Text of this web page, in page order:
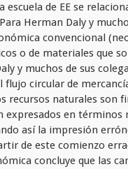
de EE se
Herman Daly y
convencional
o de materiales que
y muchos de sus
flujo circular de
recursos naturales son
expresados en
así la impresión
de este comienzo
concluye que las